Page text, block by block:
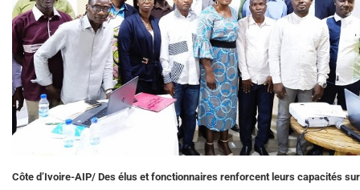
Côte d’Ivoire-AIP/ Des élus et fonctionnaires renforcent leurs capacités